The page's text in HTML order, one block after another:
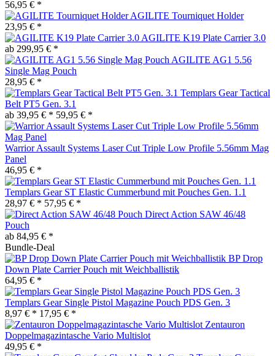
56,95 € *
AGILITE Tourniquet Holder
23,95 € *
AGILITE K19 Plate Carrier 3.0
ab 299,95 € *
AGILITE AG1 5.56
Single Mag Pouch
28,95 € *
Templars Gear Tactical
Belt PT5 Gen. 3.1
ab 39,95 € * 59,95 € *
Warrior Assault Systems Laser Cut Triple Low Profile 5.56mm Mag
Panel
46,95 € *
Templars Gear ST Elastic Cummerbund mit Pouches Gen. 1.1
28,97 € * 57,95 € *
Direct Action SAW 46/48
Pouch
ab 84,95 € *
Bundle-Deal
BP Drop
Down Plate Carrier Pouch mit Weichballistik
64,95 € *
Templars Gear Single Pistol Magazine Pouch PDS Gen. 3
8,97 € * 17,95 € *
Zentauron
Doppelmagazintasche Vario Multislot
49,95 € *